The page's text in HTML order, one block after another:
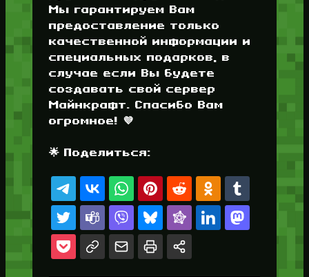
Мы гарантируем Вам
предоставление только
качественной информации и
специальных подарков, в
случае если Вы будете
создавать свой сервер
Майнкрафт. Спасибо Вам
огромное! 💜
🌟 Поделиться: